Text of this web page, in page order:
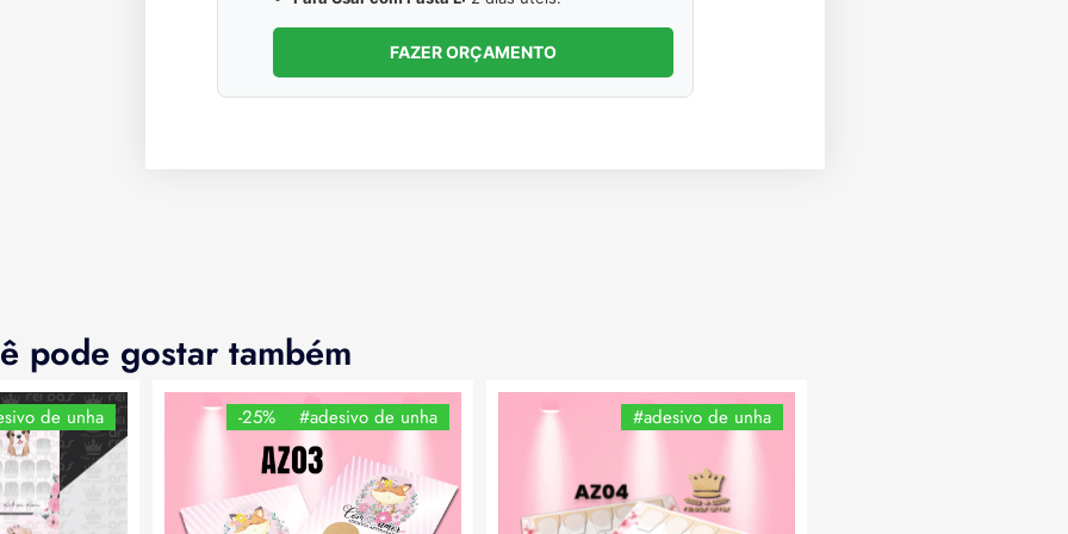
FAZER ORÇAMENTO
pode gostar também
de unha -25% #adesivo de unha #adesivo de unha